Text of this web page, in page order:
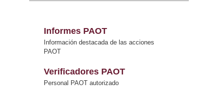
Informes PAOT
Información destacada de las acciones
PAOT
Verificadores PAOT
Personal PAOT autorizado